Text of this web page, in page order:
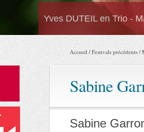
Yves DUTEIL en Trio -
Accueil /Festivals précédents /
Sabine
Sabine